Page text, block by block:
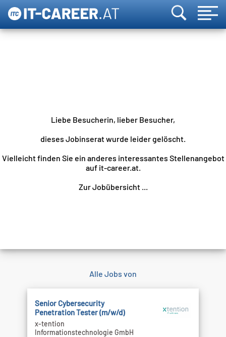
Liebe Besucherin, lieber Besucher,
dieses Jobinserat wurde leider gelöscht.
Vielleicht finden Sie ein anderes interessantes Stellenangebot
auf it-career.at.
Zur Jobübersicht ...
Alle Jobs von
Senior Cybersecurity
Penetration Tester (m/w/d)
x-tention
Informationstechnologie GmbH